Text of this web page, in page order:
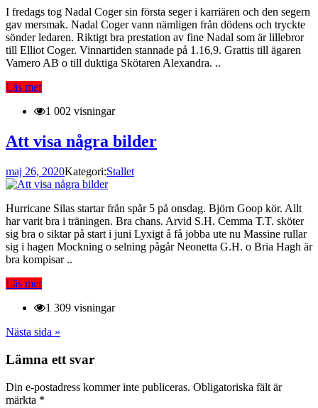
I fredags tog Nadal Coger sin första seger i karriären och den segern
gav mersmak. Nadal Coger vann nämligen från dödens och tryckte
sönder ledaren. Riktigt bra prestation av fine Nadal som är lillebror
till Elliot Coger. Vinnartiden stannade på 1.16,9. Grattis till ägaren
Vamero AB o till duktiga Skötaren Alexandra. ..
Läs mer
1 002 visningar
Att visa några bilder
maj 26, 2020Kategori:Stallet
Hurricane Silas startar från spår 5 på onsdag. Björn Goop kör. Allt
har varit bra i träningen. Bra chans. Arvid S.H. Cemma T.T. sköter
sig bra o siktar på start i juni Lyxigt å få jobba ute nu Massine rullar
sig i hagen Mockning o selning pågår Neonetta G.H. o Bria Hagh är
bra kompisar ..
Läs mer
1 309 visningar
Nästa sida »
Lämna ett svar
Din e-postadress kommer inte publiceras. Obligatoriska fält är
märkta *